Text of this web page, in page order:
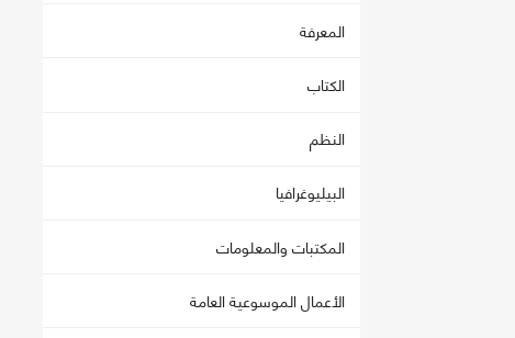
المعرفة
الكتاب
النظم
البيليوغرافيا
المكتبات والمعلومات
الأعمال الموسوعية العامة